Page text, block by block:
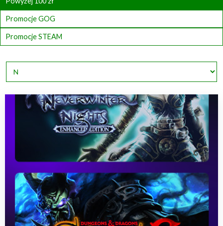
Promocje GOG
Promocje STEAM